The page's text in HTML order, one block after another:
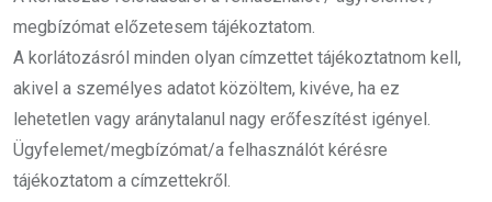
megbízómat előzetesem tájékoztatom.
A korlátozásról minden olyan címzettet tájékoztatnom kell,
akivel a személyes adatot közöltem, kivéve, ha ez
lehetetlen vagy aránytalanul nagy erőfeszítést igényel.
Ügyfelemet/megbízómat/a felhasználót kérésre
tájékoztatom a címzettekről.